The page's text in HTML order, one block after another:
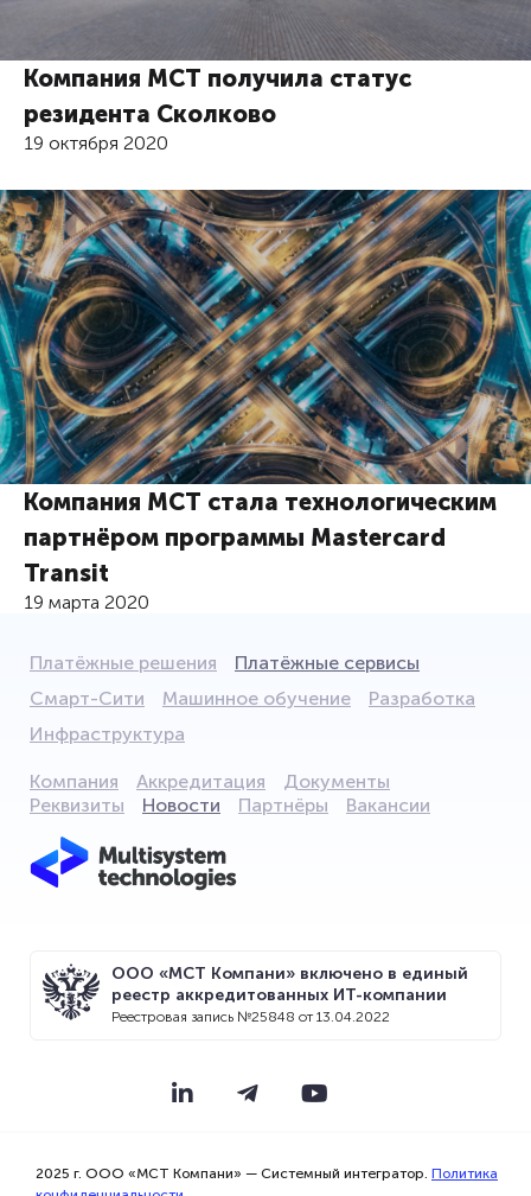
Компания МСТ получила статус
резидента Сколково
19 октября 2020
Компания МСТ стала технологическим
партнёром программы Mastercard
Transit
19 марта 2020
Платёжные решения
Платёжные сервисы
Смарт-Сити
Машинное обучение
Разработка
Инфраструктура
Компания Аккредитация
Документы
Реквизиты
Новости Партнёры Вакансии
ООО «МСТ Компани» включено в единый
реестр аккредитованных ИТ-компании
Реестровая запись №25848 от 13.04.2022
2025 г. ООО «МСТ Компани» — Системный интегратор. Политика
Мы используем файлы cookie для того,
сайта.